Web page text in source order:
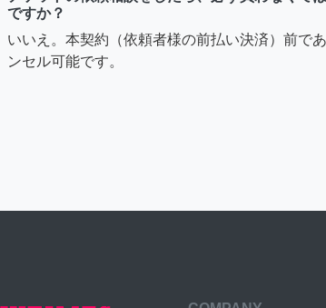
ですか？
いいえ。本契約（依頼者様の前払い決済）前で
ンセル可能です。